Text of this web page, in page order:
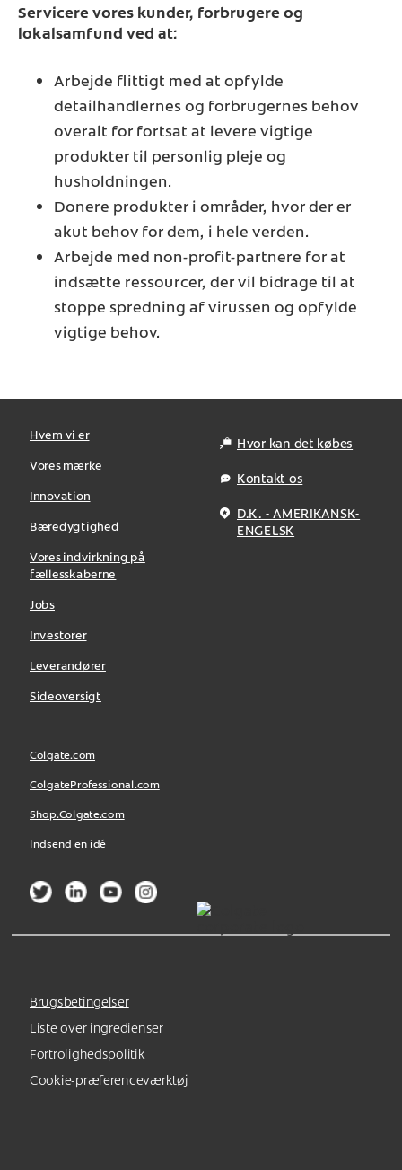
Servicere vores kunder, forbrugere og
lokalsamfund ved at:
Arbejde flittigt med at opfylde
detailhandlernes og forbrugernes behov
overalt for fortsat at levere vigtige
produkter til personlig pleje og
husholdningen.
Donere produkter i områder, hvor der er
akut behov for dem, i hele verden.
Arbejde med non-profit-partnere for at
indsætte ressourcer, der vil bidrage til at
stoppe spredning af virussen og opfylde
vigtige behov.
Hvem vi er
Vores mærke
Innovation
Bæredygtighed
Vores indvirkning på
fællesskaberne
Jobs
Investorer
Leverandører
Sideoversigt
Hvor kan det købes
Kontakt os
D.K. - AMERIKANSK-
ENGELSK
Colgate.com
ColgateProfessional.com
Shop.Colgate.com
Indsend en idé
Brugsbetingelser
Liste over ingredienser
Fortrolighedspolitik
Cookie-præferenceværktøj